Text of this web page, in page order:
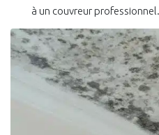
à un couvreur professionnel.